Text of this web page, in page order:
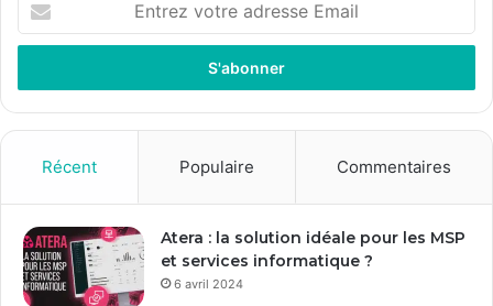
t
e
z
r
e
a
d
Récent Populaire Commentaires
Atera : la solution idéale pour les MSP
et services informatique ?
6 avril 2024